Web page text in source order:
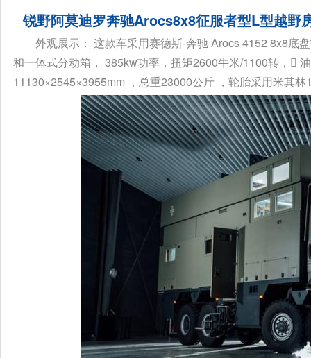
锐野阿莫迪罗奔驰Arocs8x8征服者型L型越野
外观展示： 这款车采用赛德斯-奔驰 Arocs 4152 8x8底
和一体式分动箱， 385kw功率，扭矩2600牛米/1100转，
11130×2545×3955mm ，总重23000公斤 ，轮胎采用米其